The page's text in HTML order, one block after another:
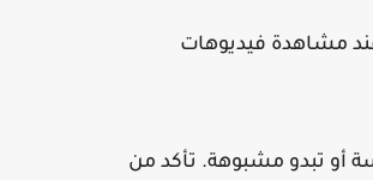
مشاهدة فيديوهات
أو تبدو مشبوهة. تأكد من